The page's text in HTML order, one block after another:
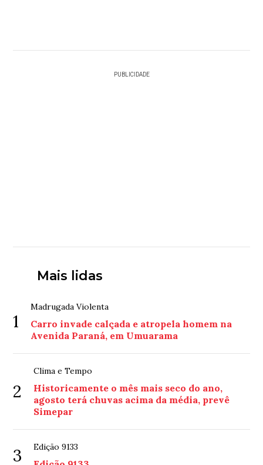
PUBLICIDADE
Mais lidas
1
Madrugada Violenta
Carro invade calçada e atropela homem na
Avenida Paraná, em Umuarama
2
Clima e Tempo
Historicamente o mês mais seco do ano,
agosto terá chuvas acima da média, prevê
Simepar
3 Edição 9133